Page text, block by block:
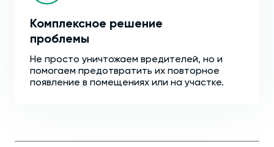
Комплексное решение
проблемы
Не просто уничтожаем вредителей, но и
помогаем предотвратить их повторное
появление в помещениях или на участке.